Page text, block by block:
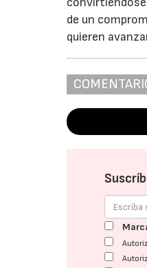
de un
quieren